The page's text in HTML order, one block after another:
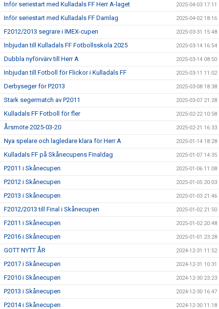
Inför seriestart med Kulladals FF Herr A-laget 2025-04-03 17:11
Inför seriestart med Kulladals FF Damlag 2025-04-02 18:16
F2012/2013 segrare i IMEX-cupen 2025-03-31 15:48
Inbjudan till Kulladals FF Fotbollsskola 2025 2025-03-14 16:54
Dubbla nyförvärv till Herr A 2025-03-14 08:50
Inbjudan till Fotboll för Flickor i Kulladals FF 2025-03-11 11:02
Derbyseger för P2013 2025-03-08 18:38
Stark segermatch av P2011 2025-03-07 21:28
Kulladals FF Fotboll för fler 2025-02-22 10:58
Årsmöte 2025-03-20 2025-02-21 16:33
Nya spelare och lagledare klara för Herr A 2025-01-14 18:28
Kulladals FF på Skånecupens Finaldag 2025-01-07 14:35
P2011 i Skånecupen 2025-01-06 11:08
P2012 i Skånecupen 2025-01-05 20:03
P2013 i Skånecupen 2025-01-03 21:46
F2012/2013 till Final i Skånecupen 2025-01-02 21:50
F2011 i Skånecupen 2025-01-02 20:48
P2016 i Skånecupen 2025-01-01 23:28
GOTT NYTT ÅR 2024-12-31 11:52
P2017 i Skånecupen 2024-12-31 10:31
F2010 i Skånecupen 2024-12-30 23:23
P2013 i Skånecupen 2024-12-30 16:47
P2014 i Skånecupen 2024-12-30 11:18